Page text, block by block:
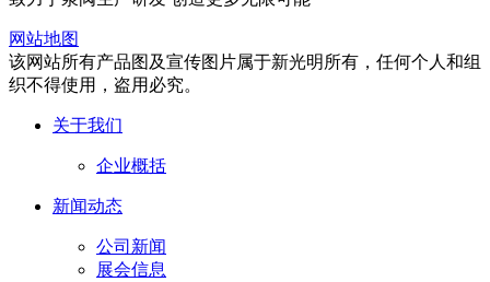
网站地图
该网站所有产品图及宣传图片属于新光明所有，任何个人和组
织不得使用，盗用必究。
关于我们
企业概括
新闻动态
公司新闻
展会信息